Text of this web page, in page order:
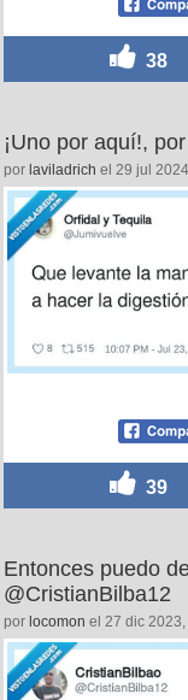
38
¡Uno por aquí!,
por laviladrich el 29 jul
39
Entonces puedo
@CristianBilba12
por locomon el 27 dic